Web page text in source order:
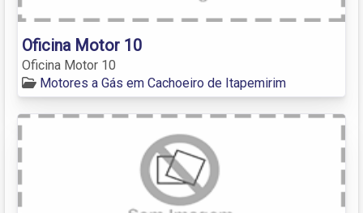
Oficina Motor 10
Oficina Motor 10
Motores a Gás em Cachoeiro de Itapemirim